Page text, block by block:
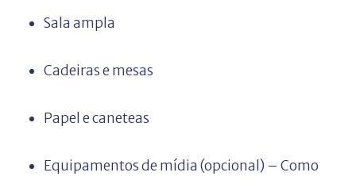
Sala ampla
Cadeiras e mesas
Papel e caneteas
Equipamentos de mídia (opcional) – Como